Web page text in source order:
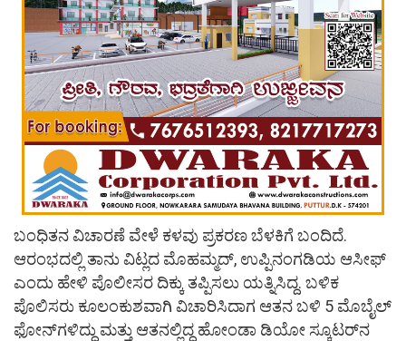
ಬಂಧಿತನ ವಿಚಾರಣೆ ವೇಳೆ ಕಳವು ಪ್ರಕರಣ ಬೆಳಕಿಗೆ ಬಂದಿದೆ.
ಆರಂಭದಲ್ಲಿ ತಾನು ವಿಟ್ಲದ ಮೊಹಮ್ಮದ್, ಉಪ್ಪಿನಂಗಡಿಯ ಆಸೀಫ್
ಎಂದು ಹೇಳಿ ಪೊಲೀಸರ ದಿಕ್ಕು ತಪ್ಪಿಸಲು ಯತ್ನಿಸಿದ್ದ. ಬಳಿಕ
ಪೊಲಿಸರು ಕೂಲಂಕುಶವಾಗಿ ವಿಚಾರಿಸಿದಾಗ ಆತನ ಬಳಿ 5 ಮೊಬೈಲ್
ಫೋನ್‌ಗಳಿದ್ದು ಮತ್ತು ಆತನಲ್ಲಿದ್ದ ಹೋಂಡಾ ಡಿಯೋ ಸ್ಕೂಟರ್‌ನ